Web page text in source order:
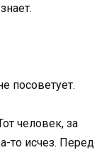
посоветует.
человек, за
то исчез. Перед